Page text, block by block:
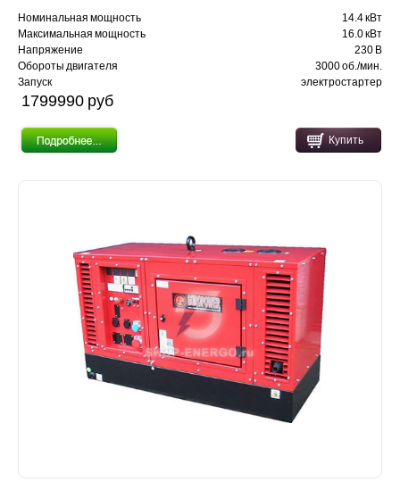
Номинальная мощность
14.4 кВт
Максимальная мощность
16.0 кВт
Напряжение
230 В
Обороты двигателя
3000 об./мин.
Запуск
электростартер
1799990 pуб
Купить